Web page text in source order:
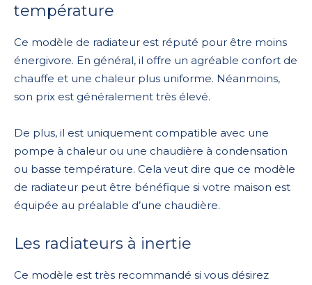
température
Ce modèle de radiateur est réputé pour être moins
énergivore. En général, il offre un agréable confort de
chauffe et une chaleur plus uniforme. Néanmoins,
son prix est généralement très élevé.
De plus, il est uniquement compatible avec une
pompe à chaleur ou une chaudière à condensation
ou basse température. Cela veut dire que ce modèle
de radiateur peut être bénéfique si votre maison est
équipée au préalable d’une chaudière.
Les radiateurs à inertie
Ce modèle est très recommandé si vous désirez